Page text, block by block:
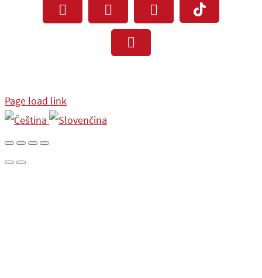
FacebookInstagramYouTubeTiktok
Pinterest
Page load link